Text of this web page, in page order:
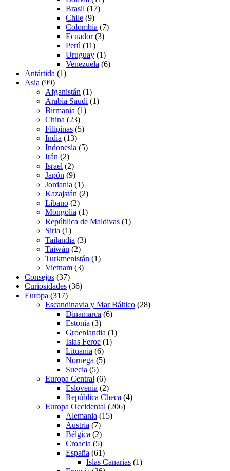
Brasil (17)
Chile (9)
Colombia (7)
Ecuador(3)
Perú (11)
Uruguay (1)
Venezuela (6)
Antártida (1)
Asia (99)
Afganistán (1)
Arabia Saudí(1)
Birmania (1)
China (23)
Filipinas (5)
India (13)
Indonesia (5)
Irán (2)
Israel (2)
Japón (9)
Jordania (1)
Kazajstán (2)
Líbano (2)
Mongolia (1)
República de Maldivas (1)
Siria (1)
Tailandia (3)
Taiwán (2)
Turkmenistán (1)
Vietnam (3)
Consejos (37)
Curiosidades (36)
Europa (317)
Escandinavia y Mar Báltico (28)
Dinamarca (6)
Estonia (3)
Groenlandia (1)
Islas Feroe (1)
Lituania (6)
Noruega (5)
Suecia (5)
Europa Central (6)
Eslovenia (2)
República Checa (4)
Europa Occidental (206)
Alemania (15)
Austria (7)
Bélgica (2)
Croacia (5)
España (61)
Islas Canarias (1)